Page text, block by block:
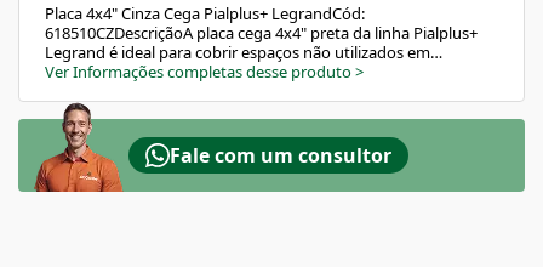
Placa 4x4" Cinza Cega Pialplus+ LegrandCód:
618510CZDescriçãoA placa cega 4x4" preta da linha Pialplus+
Legrand é ideal para cobrir espaços não utilizados em
instalações elétricas modulares. Fabricada em termoplástico
toque, proporciona segurança, modernidade e excelente
acabamento estético.O modelo exige a utilização de suportes
vendidos separadamente, responsáveis por fixar a placa
corretamente aos módulos e à parede. É indicada para
instalações embutidas e garante uniformidade visual nos
Ver Informações completas desse produto>
Fale com um consultor